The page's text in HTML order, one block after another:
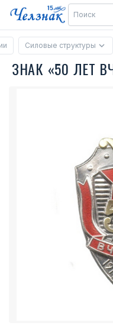
Силовые структуры
ЗНАК «50 ЛЕТ